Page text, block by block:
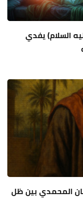
السلام) يفدي
المحمدي بين ظل